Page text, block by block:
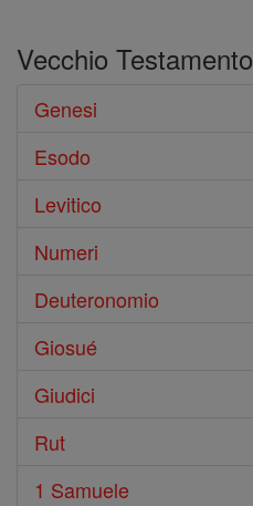
Vecchio Testamento
Genesi
Esodo
Levitico
Numeri
Deuteronomio
Giosué
Giudici
Rut
1 Samuele